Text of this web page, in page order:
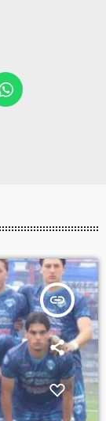
insert_link